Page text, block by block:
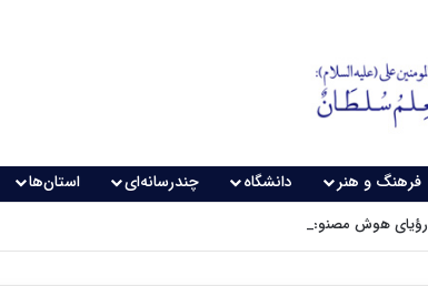
فرهنگ و هنر دانشگاه چندرسانه‌ای استان‌ها
رؤیای هوش مصنوعی چه زمانی واقعی می‌شود؟